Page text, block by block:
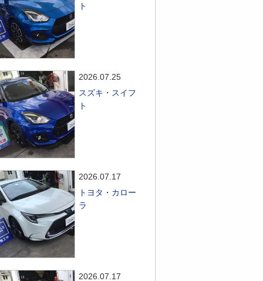
ト
2026.07.25
スズキ・スイフ
ト
2026.07.17
トヨタ・カロー
ラ
2026.07.17